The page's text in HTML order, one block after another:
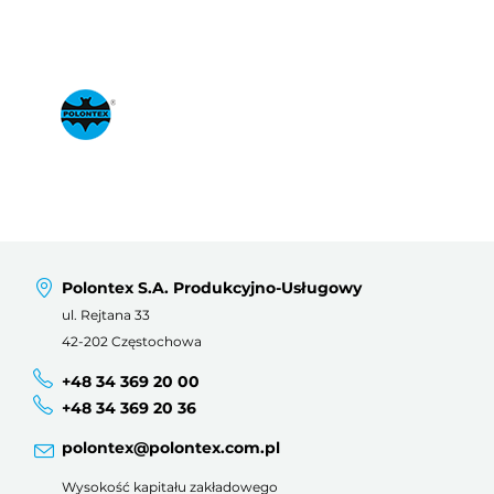
Polontex S.A. Produkcyjno-Usługowy
ul. Rejtana 33
42-202 Częstochowa
+48 34 369 20 00
+48 34 369 20 36
polontex@polontex.com.pl
Wysokość kapitału zakładowego